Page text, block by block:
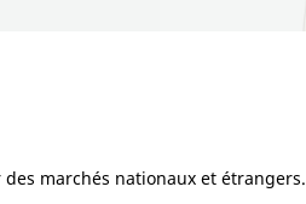
marchés nationaux et étrangers.